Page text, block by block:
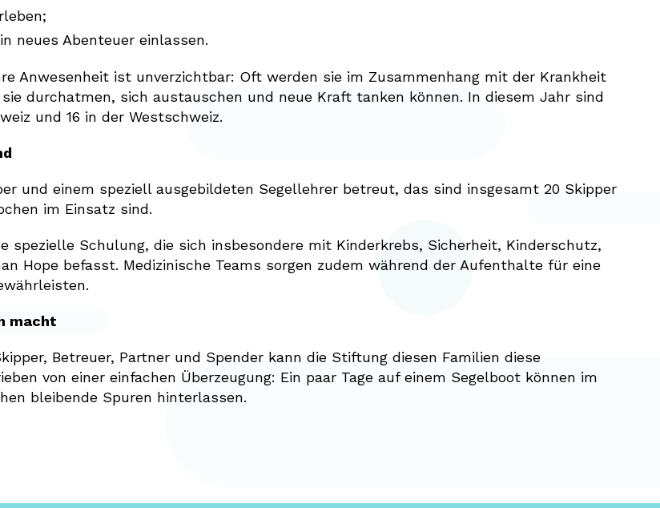
neues Abenteuer einlassen.
Anwesenheit ist unverzichtbar: Oft werden sie im Zusammenhang mit der Krankheit
durchatmen, sich austauschen und neue Kraft tanken können. In diesem Jahr sind
und 16 in der Westschweiz.
und einem speziell ausgebildeten Segellehrer betreut, das sind insgesamt 20 Skipper
im Einsatz sind.
spezielle Schulung, die sich insbesondere mit Kinderkrebs, Sicherheit, Kinderschutz,
Hope befasst. Medizinische Teams sorgen zudem während der Aufenthalte für eine
macht
Betreuer, Partner und Spender kann die Stiftung diesen Familien diese
von einer einfachen Überzeugung: Ein paar Tage auf einem Segelboot können im
bleibende Spuren hinterlassen.